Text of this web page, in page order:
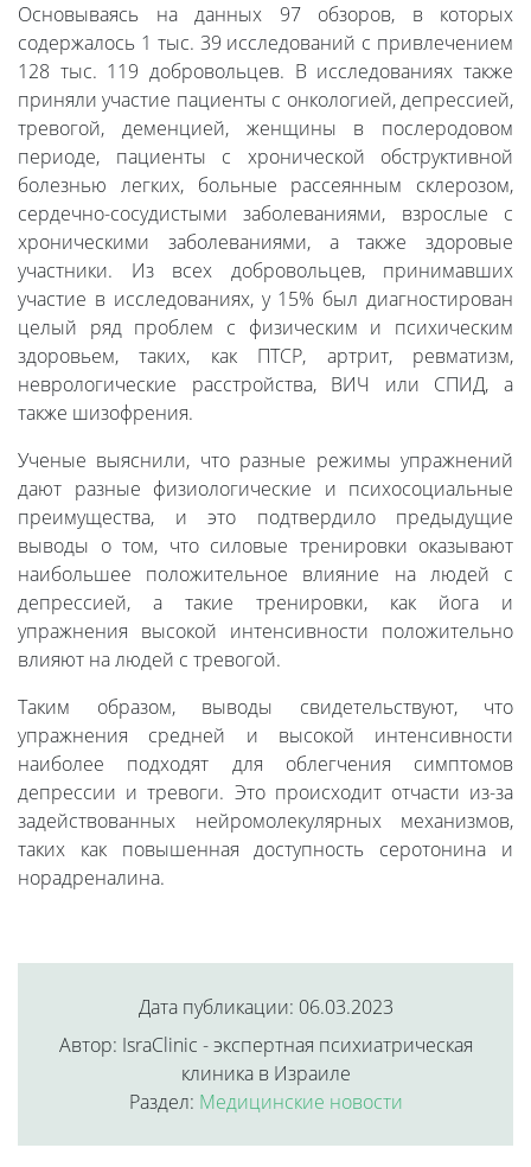
Основываясь на данных 97 обзоров, в которых
содержалось 1 тыс. 39 исследований с привлечением
128 тыс. 119 добровольцев. В исследованиях также
приняли участие пациенты с онкологией, депрессией,
тревогой, деменцией, женщины в послеродовом
периоде, пациенты с хронической обструктивной
болезнью легких, больные рассеянным склерозом,
сердечно-сосудистыми заболеваниями, взрослые с
хроническими заболеваниями, а также здоровые
участники. Из всех добровольцев, принимавших
участие в исследованиях, у 15% был диагностирован
целый ряд проблем с физическим и психическим
здоровьем, таких, как ПТСР, артрит, ревматизм,
неврологические расстройства, ВИЧ или СПИД, а
также шизофрения.
Ученые выяснили, что разные режимы упражнений
дают разные физиологические и психосоциальные
преимущества, и это подтвердило предыдущие
выводы о том, что силовые тренировки оказывают
наибольшее положительное влияние на людей с
депрессией, а такие тренировки, как йога и
упражнения высокой интенсивности положительно
влияют на людей с тревогой.
Таким образом, выводы свидетельствуют, что
упражнения средней и высокой интенсивности
наиболее подходят для облегчения симптомов
депрессии и тревоги. Это происходит отчасти из-за
задействованных нейромолекулярных механизмов,
таких как повышенная доступность серотонина и
норадреналина.
Дата публикации: 06.03.2023
Автор: IsraClinic - экспертная психиатрическая
клиника в Израиле
Раздел: Медицинские новости